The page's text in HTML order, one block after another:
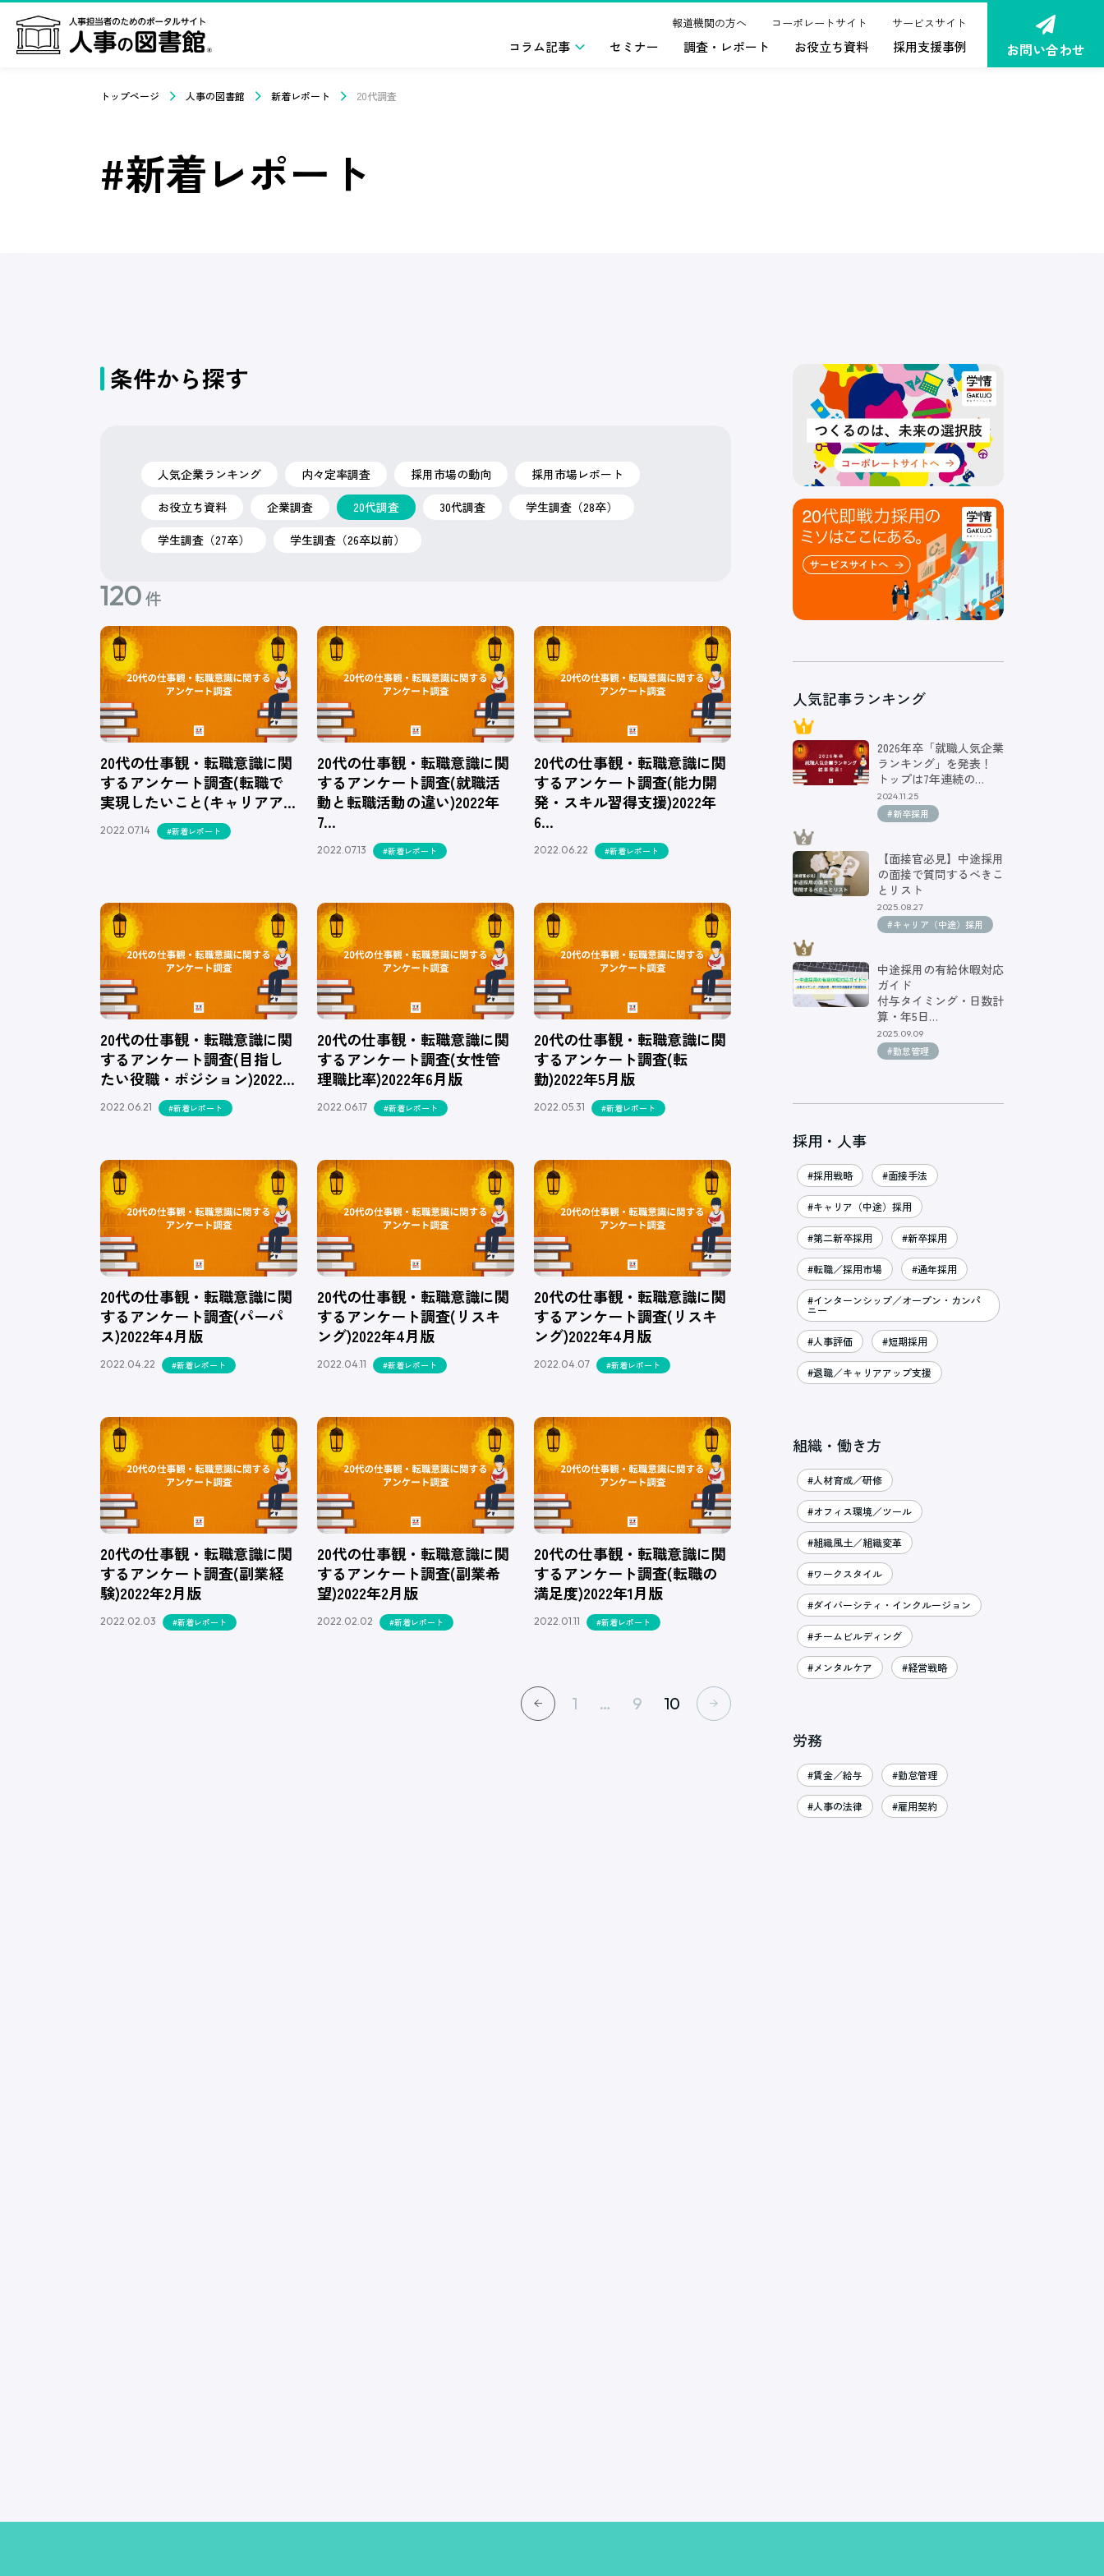
報道機関の方へ コーポレートサイト サービスサイト
コラム記事 セミナー 調査・レポート お役立ち資料 採用支援事例 お問い合わせ
トップページ 人事の図書館 新着レポート 20代調査
#新着レポート
条件から探す
人気企業ランキング 内々定率調査 採用市場の動向
採用市場レポート
お役立ち資料
企業調査 20代調査 30代調査
学生調査（28卒）
学生調査（27卒）
学生調査（26卒以前）
120件
20代の仕事観・転職意識に関
するアンケート調査(転職で
実現したいこと(キャリアア…
2022.07.14 #新着レポート
20代の仕事観・転職意識に関
するアンケート調査(就職活
動と転職活動の違い)2022年
7…
2022.07.13 #新着レポート
20代の仕事観・転職意識に関
するアンケート調査(能力開
発・スキル習得支援)2022年
6…
2022.06.22 #新着レポート
20代の仕事観・転職意識に関
するアンケート調査(目指し
たい役職・ポジション)2022…
2022.06.21 #新着レポート
20代の仕事観・転職意識に関
するアンケート調査(女性管
理職比率)2022年6月版
2022.06.17 #新着レポート
20代の仕事観・転職意識に関
するアンケート調査(転
勤)2022年5月版
2022.05.31 #新着レポート
20代の仕事観・転職意識に関
するアンケート調査(パーパ
ス)2022年4月版
2022.04.22 #新着レポート
20代の仕事観・転職意識に関
するアンケート調査(リスキ
ング)2022年4月版
2022.04.11 #新着レポート
20代の仕事観・転職意識に関
するアンケート調査(リスキ
ング)2022年4月版
2022.04.07 #新着レポート
20代の仕事観・転職意識に関
するアンケート調査(副業経
験)2022年2月版
2022.02.03 #新着レポート
20代の仕事観・転職意識に関
するアンケート調査(副業希
望)2022年2月版
2022.02.02 #新着レポート
20代の仕事観・転職意識に関
するアンケート調査(転職の
満足度)2022年1月版
2022.01.11 #新着レポート
1 … 9 10
人気記事ランキング
2026年卒「就職人気企業
ランキング」を発表！
トップは7年連続の…
2024.11.25
#新卒採用
【面接官必見】中途採用
の面接で質問するべきこ
とリスト
2025.08.27
#キャリア（中途）採用
中途採用の有給休暇対応
ガイド
付与タイミング・日数計
算・年5日…
2025.09.09
#勤怠管理
採用・人事
#採用戦略 #面接手法
#キャリア（中途）採用
#第二新卒採用 #新卒採用
#転職／採用市場 #通年採用
#インターンシップ／オープン・カンパ
ニー
#人事評価 #短期採用
#退職／キャリアアップ支援
組織・働き方
#人材育成／研修
#オフィス環境／ツール
#組織風土／組織変革
#ワークスタイル
#ダイバーシティ・インクルージョン
#チームビルディング
#メンタルケア #経営戦略
労務
#賃金／給与 #勤怠管理
#人事の法律 #雇用契約